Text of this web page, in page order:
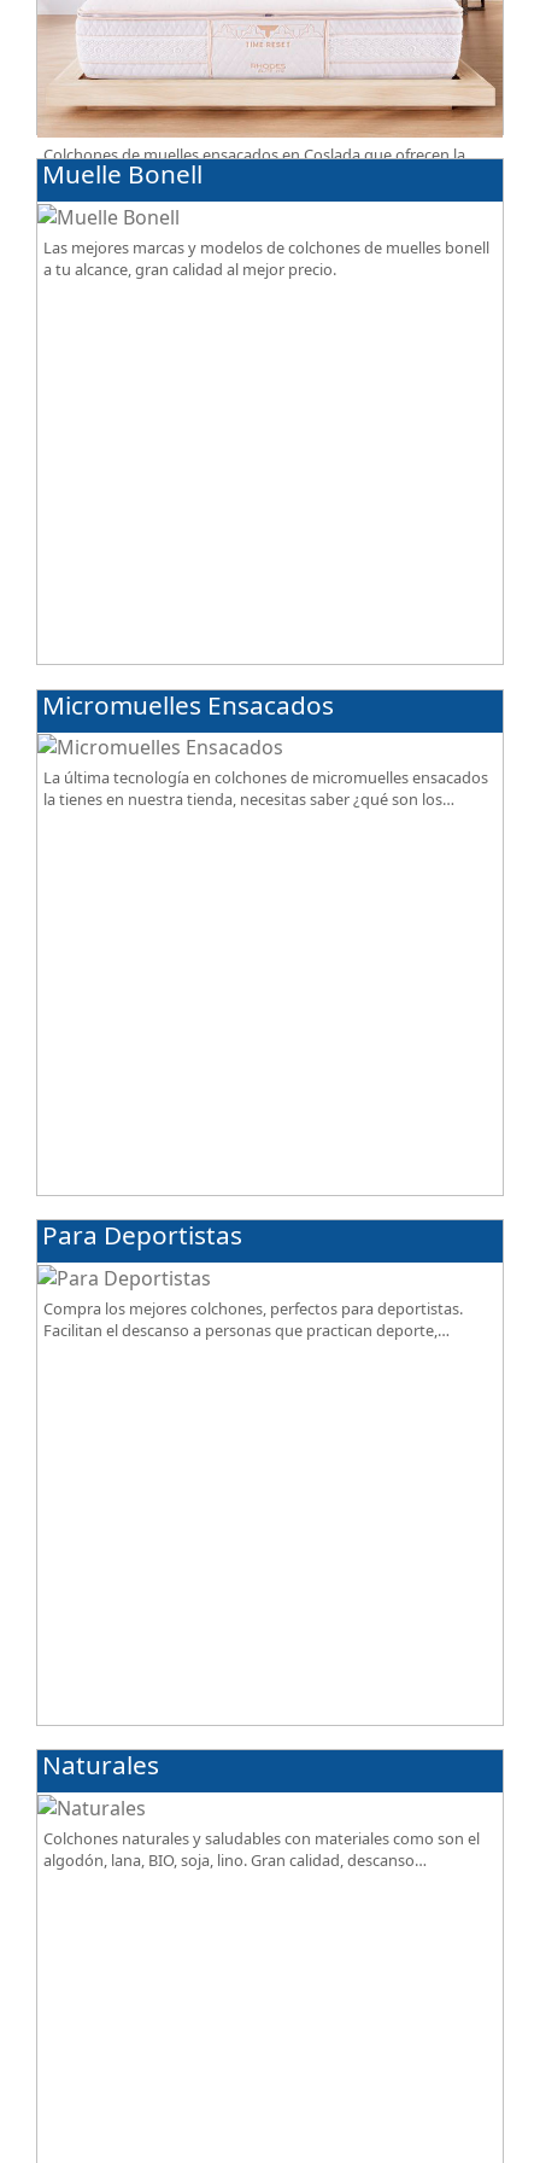
Colchones de muelles ensacados en Coslada que ofrecen la
perfecta combinación de firmeza, confort, transpiración, con
acabados premium de alta gama.
Muelle Bonell
Las mejores marcas y modelos de colchones de muelles bonell
a tu alcance, gran calidad al mejor precio.
Micromuelles Ensacados
La última tecnología en colchones de micromuelles ensacados
la tienes en nuestra tienda, necesitas saber ¿qué son los
Para Deportistas
Compra los mejores colchones, perfectos para deportistas.
Facilitan el descanso a personas que practican deporte,
Naturales
Colchones naturales y saludables con materiales como son el
algodón, lana, BIO, soja, lino. Gran calidad, descanso